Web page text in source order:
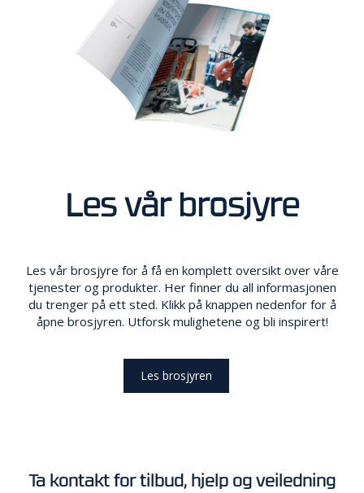
Les vår brosjyre
Les vår brosjyre for å få en komplett oversikt over våre
tjenester og produkter. Her finner du all informasjonen
du trenger på ett sted. Klikk på knappen nedenfor for å
åpne brosjyren. Utforsk mulighetene og bli inspirert!
Les brosjyren
Ta kontakt for tilbud, hjelp og veiledning